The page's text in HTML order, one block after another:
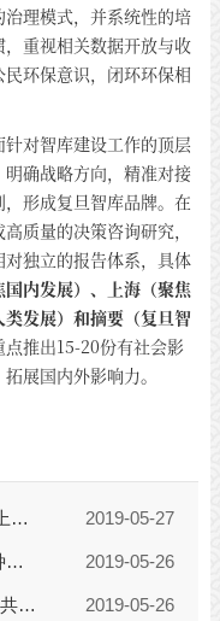
理模式，并系统性的培
重视相关数据开放与收
环保意识，闭环环保相
对智库建设工作的顶层
确战略方向，精准对接
形成复旦智库品牌。在
质量的决策咨询研究，
独立的报告体系，具体
内发展）、上海（聚焦
发展）和摘要（复旦智
推出15-20份有社会影
展国内外影响力。